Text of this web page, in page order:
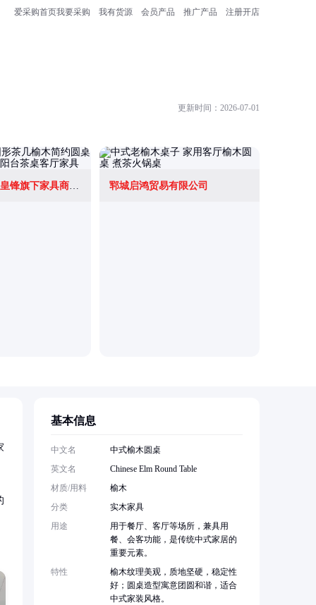
爱采购首页我要采购 我有货源 会员产品 推广产品 注册开店
更新时间：2026-07-01
佛山市顺德区皇锋旗下家具商行(个体工商户) 郓城启鸿贸易有限公司
基本信息
中文名
中式榆木圆桌
英文名
Chinese Elm Round Table
材质/用料
榆木
分类
实木家具
用途
用于餐厅、客厅等场所，兼具用
餐、会客功能，是传统中式家居的
重要元素。
特性
榆木纹理美观，质地坚硬，稳定性
好；圆桌造型寓意团圆和谐，适合
中式家装风格。